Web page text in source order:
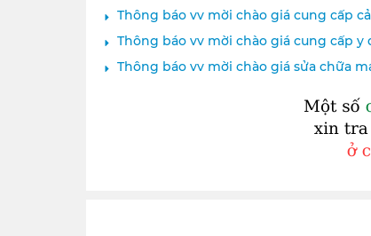
Thông báo vv mời chào giá cung cấp
Thông báo vv mời chào giá cung cấp
Thông báo vv mời chào giá sửa chữa